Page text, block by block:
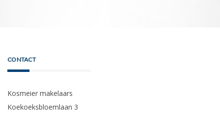
CONTACT
Kosmeier makelaars
Koekoeksbloemlaan 3